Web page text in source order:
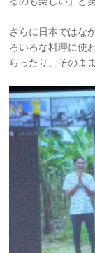
さらに日本ではな
ろいろな料理に使
らったり、そのま